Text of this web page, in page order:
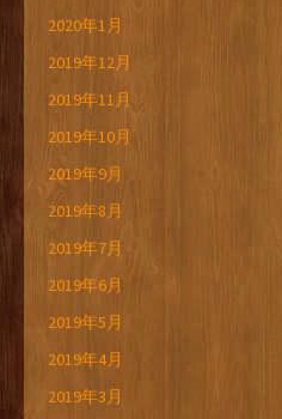
2020年1月
2019年12月
2019年11月
2019年10月
2019年9月
2019年8月
2019年7月
2019年6月
2019年5月
2019年4月
2019年3月